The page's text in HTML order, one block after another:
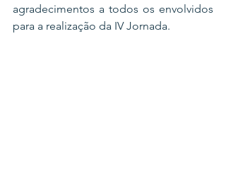
agradecimentos a todos os envolvidos
para a realização da IV Jornada.